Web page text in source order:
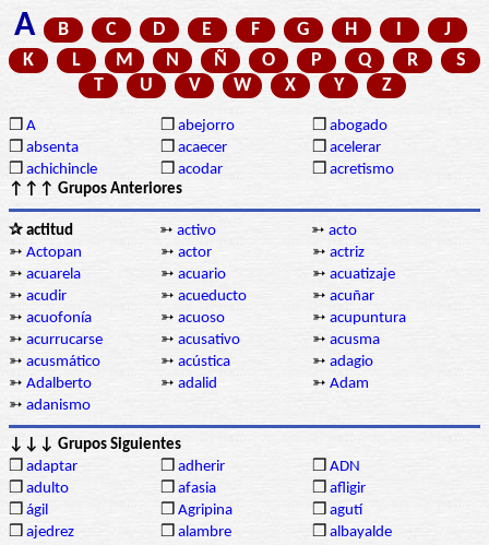
A B C D E F G H I
J
K
L M N Ñ O P Q R
S
T
U V W X Y Z
❒ A ❒ abejorro ❒ abogado
❒ absenta ❒ acaecer ❒ acelerar
❒ achichincle ❒ acodar ❒ acretismo
↑↑↑ Grupos Anteriores
✰ actitud ➳ activo ➳ acto
➳ Actopan ➳ actor ➳ actriz
➳ acuarela ➳ acuario ➳ acuatizaje
➳ acudir ➳ acueducto ➳ acuñar
➳ acuofonía ➳ acuoso ➳ acupuntura
➳ acurrucarse ➳ acusativo ➳ acusma
➳ acusmático ➳ acústica ➳ adagio
➳ Adalberto ➳ adalid ➳ Adam
➳ adanismo
↓↓↓ Grupos Siguientes
❒ adaptar ❒ adherir ❒ ADN
❒ adulto ❒ afasia ❒ afligir
❒ ágil ❒ Agripina ❒ agutí
❒ ajedrez ❒ alambre ❒ albayalde